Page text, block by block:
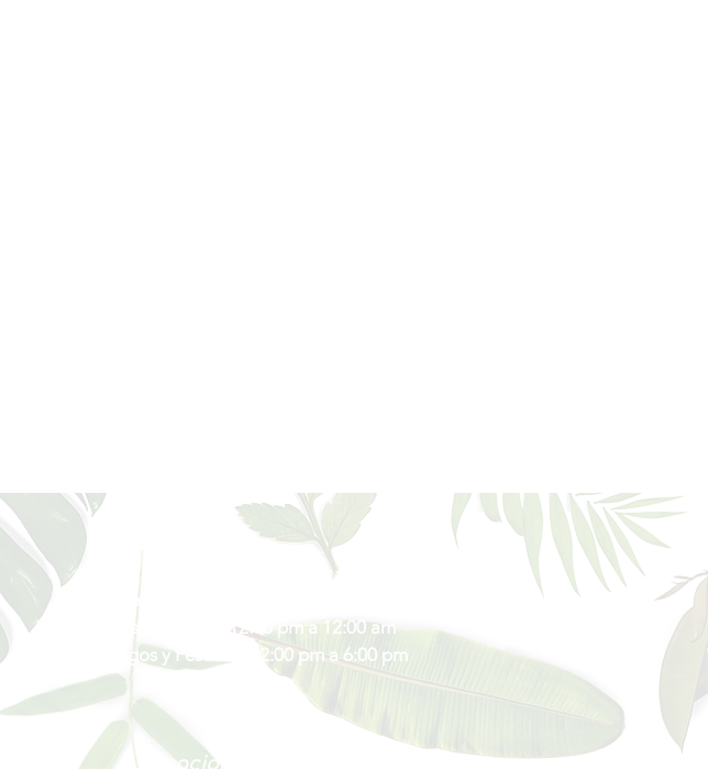
Lunes a Miércoles: 12:00 pm a 10:00 pm
Jueves a Sábado: 12:00 pm a 12:00 am
Domingos y Festivos: 12:00 pm a 6:00 pm
Ubicación & Contacto